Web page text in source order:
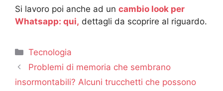
Si lavoro poi anche ad un cambio look per
Whatsapp: qui, dettagli da scoprire al riguardo.
Categorie
Tecnologia
Problemi di memoria che sembrano
insormontabili? Alcuni trucchetti che possono